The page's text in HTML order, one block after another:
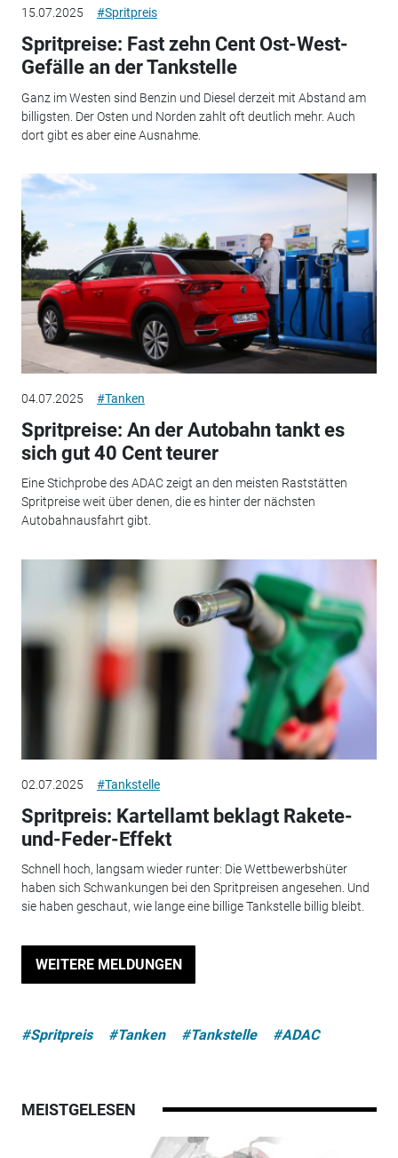
15.07.2025 #Spritpreis
Spritpreise: Fast zehn Cent Ost-West-
Gefälle an der Tankstelle
Ganz im Westen sind Benzin und Diesel derzeit mit Abstand am
billigsten. Der Osten und Norden zahlt oft deutlich mehr. Auch
dort gibt es aber eine Ausnahme.
04.07.2025 #Tanken
Spritpreise: An der Autobahn tankt es
sich gut 40 Cent teurer
Eine Stichprobe des ADAC zeigt an den meisten Raststätten
Spritpreise weit über denen, die es hinter der nächsten
Autobahnausfahrt gibt.
02.07.2025 #Tankstelle
Spritpreis: Kartellamt beklagt Rakete-
und-Feder-Effekt
Schnell hoch, langsam wieder runter: Die Wettbewerbshüter
haben sich Schwankungen bei den Spritpreisen angesehen. Und
sie haben geschaut, wie lange eine billige Tankstelle billig bleibt.
WEITERE MELDUNGEN
#Spritpreis #Tanken #Tankstelle #ADAC
MEISTGELESEN